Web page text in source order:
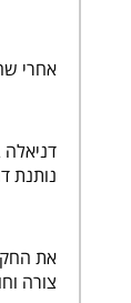
אחרי
נותנת
צורה